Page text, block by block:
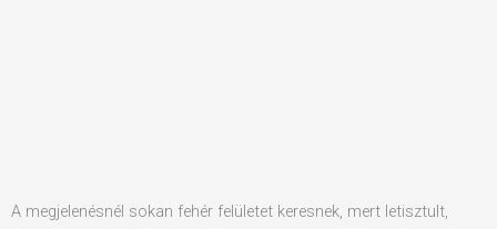
A megjelenésnél sokan fehér felületet keresnek, mert letisztult,